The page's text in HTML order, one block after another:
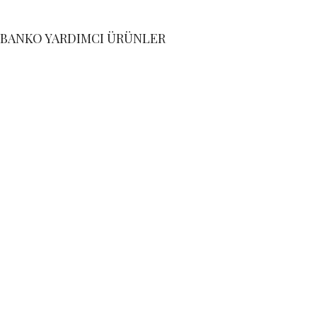
BANKO YARDIMCI ÜRÜNLER